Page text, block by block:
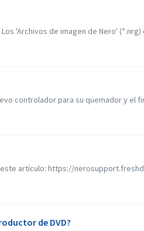
'Archivos de imagen de Nero'
controlador para su quemador y el
este artículo: https://
de DVD?